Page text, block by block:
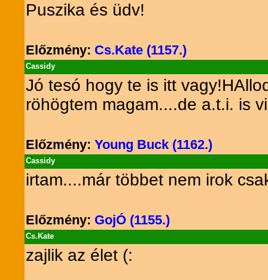
Puszika és üdv!
Előzmény: Cs.Kate (1157.)
Cassidy
Jó tesó hogy te is itt
röhögtem magam....de a.t.i. is
Előzmény:Young Buck (1162.)
Cassidy
irtam....már többet nem irok
Előzmény: GojÓ (1155.)
Cs.Kate
zajlik az élet (: